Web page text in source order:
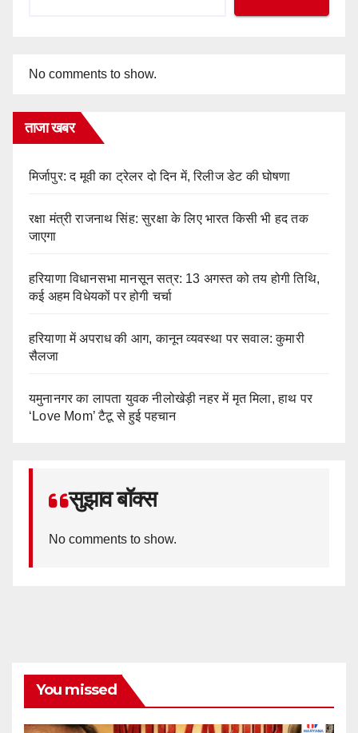
No comments to show.
ताजा खबर
मिर्जापुर: द मूवी का ट्रेलर दो दिन में, रिलीज डेट की घोषणा
रक्षा मंत्री राजनाथ सिंह: सुरक्षा के लिए भारत किसी भी हद तक
जाएगा
हरियाणा विधानसभा मानसून सत्र: 13 अगस्त को तय होगी तिथि,
कई अहम विधेयकों पर होगी चर्चा
हरियाणा में अपराध की आग, कानून व्यवस्था पर सवाल: कुमारी
सैलजा
यमुनानगर का लापता युवक नीलोखेड़ी नहर में मृत मिला, हाथ पर
‘Love Mom’ टैटू से हुई पहचान
सुझाव बॉक्स
No comments to show.
You missed